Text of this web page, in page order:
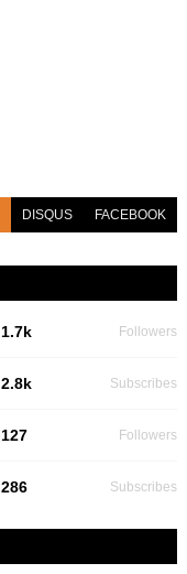
DISQUS FACEBOOK
1.7k Followers
2.8k Subscribes
127 Followers
286 Subscribes